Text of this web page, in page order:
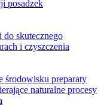
posadzek
skutecznego
i czyszczenia
środowisku preparaty
naturalne procesy